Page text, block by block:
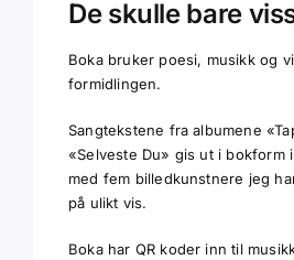
De skulle bare
Boka bruker poesi, musikk og
formidlingen.
Sangtekstene fra albumene
«Selveste Du» gis ut i bokform
med fem billedkunstnere jeg
på ulikt vis.
Boka har QR koder inn til